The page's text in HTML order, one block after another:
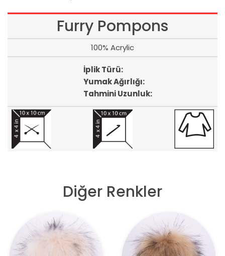
Furry Pompons
100% Acrylic
İplik Türü:
Yumak Ağırlığı:
Tahmini Uzunluk:
Diğer Renkler